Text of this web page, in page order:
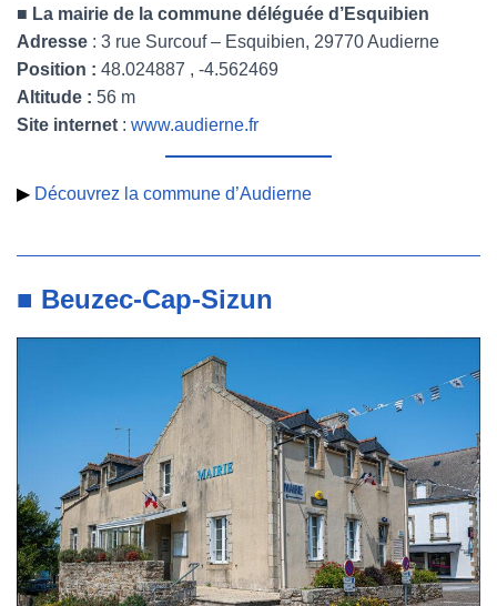
■ La mairie de la commune déléguée d’Esquibien
Adresse : 3 rue Surcouf – Esquibien, 29770 Audierne
Position : 48.024887 , -4.562469
Altitude : 56 m
Site internet : www.audierne.fr
▶ Découvrez la commune d’Audierne
■ Beuzec-Cap-Sizun